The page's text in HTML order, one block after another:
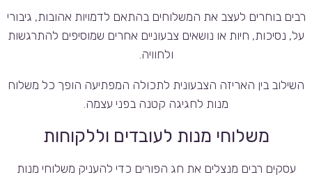
רבים בוחרים לעצב את המשלוחים בהתאם לדמויות אהובות, גיבורי
על, נסיכות, חיות או נושאים צבעוניים אחרים שמוסיפים להתרגשות
ולחוויה.
השילוב בין האריזה הצבעונית לתכולה המפתיעה הופך כל משלוח
מנות לחגיגה קטנה בפני עצמה.
משלוחי מנות לעובדים וללקוחות
עסקים רבים מנצלים את חג הפורים כדי להעניק משלוחי מנות